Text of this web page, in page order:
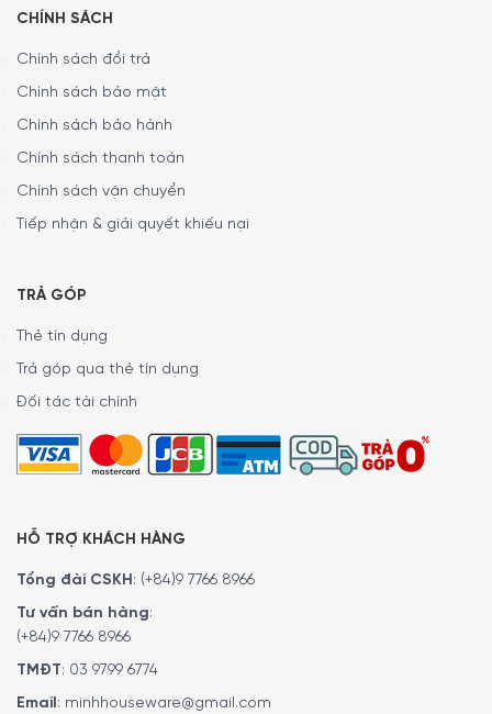
Sử dụng linh hoạt nhờ tích hợp đa ngôn
Thiết bị của bạn có thể hiển thị hướng dẫn và hiển thị
tin. Chỉ cần chọn ngôn ngữ mong muốn trong menu ngôn
ngữ. Một lá cờ chỉ đường cho bạn. Bằng cách này, bạn có
thể dễ dàng tìm đường đến đó – ngay cả khi ngôn ngữ
được đặt mà bạn không hiểu.
CHÍNH SÁCH
Chính sách đổi trả
Chính sách bảo mật
Chính sách bảo hành
Chính sách thanh toán
Chính sách vận chuyển
Tiếp nhận & giải quyết khiếu nại
TRẢ GÓP
Thẻ tín dụng
Trả góp qua thẻ tín dụng
Đối tác tài chính
HỖ TRỢ KHÁCH HÀNG
Tổng đài CSKH: (+84)9 7766 8966
Tư vấn bán hàng:
(+84)9 7766 8966
TMĐT: 03 9799 6774
Email: minhhouseware@gmail.com